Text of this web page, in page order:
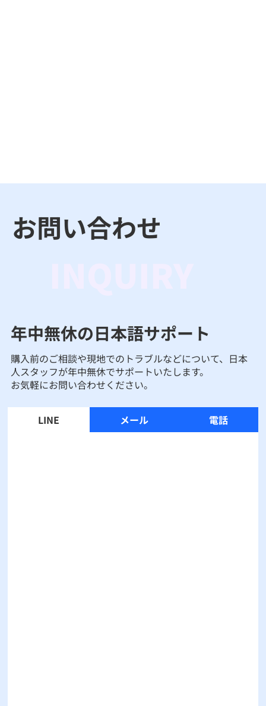
LINE メール 電話
年中無休の日本語サポート
購入前のご相談や現地でのトラブルなどについて、日本
人スタッフが年中無休でサポートいたします。
お気軽にお問い合わせください。
お問い合わせ